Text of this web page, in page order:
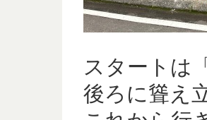
スタートは
後ろに聳え